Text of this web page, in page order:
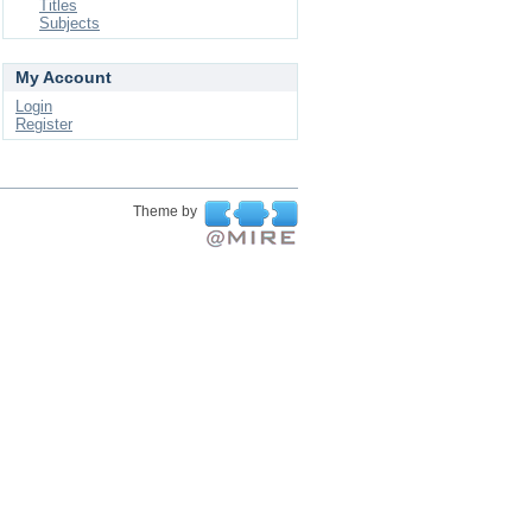
Titles
Subjects
My Account
Login
Register
Theme by